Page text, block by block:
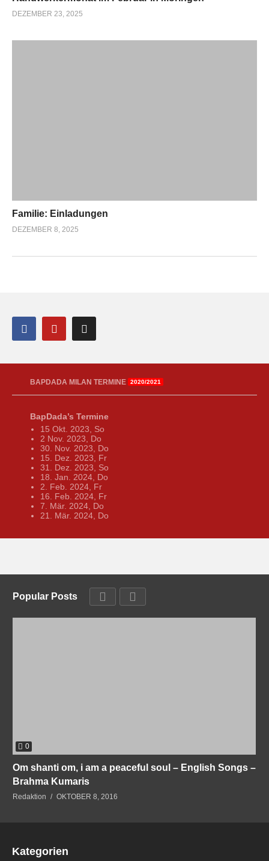
DEZEMBER 23, 2025
Familie: Einladungen
DEZEMBER 8, 2025
BAPDADA MILAN TERMINE 2020/2021
BapDada’s Termine
15 Okt. 2023, So
2 Nov. 2023, Do
30. Nov. 2023, Do
15. Dez. 2023, Fr
31. Dez. 2023, So
18. Jan. 2024, Do
2. Feb. 2024, Fr
16. Feb. 2024, Fr
7. Mär. 2024, Do
21. Mär. 2024, Do
Popular Posts
0
Om shanti om, i am a peaceful soul – English Songs –
Brahma Kumaris
Redaktion OKTOBER 8, 2016
Kategorien